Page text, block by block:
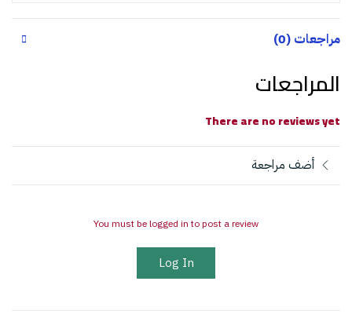
مراجعات (0)
المراجعات
There are no reviews yet
أضف مراجعة
You must be logged in to post a review
Log In